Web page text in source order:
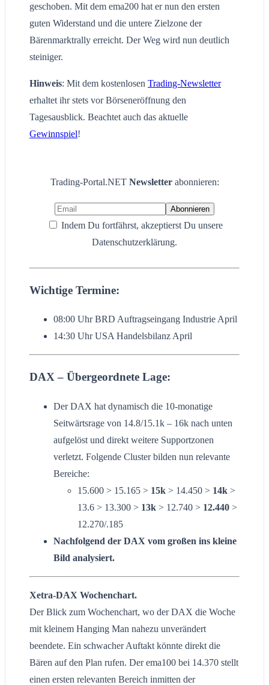
geschoben. Mit dem ema200 hat er nun den ersten
guten Widerstand und die untere Zielzone der
Bärenmarktrally erreicht. Der Weg wird nun deutlich
steiniger.
Hinweis: Mit dem kostenlosen Trading-Newsletter
erhaltet ihr stets vor Börseneröffnung den
Tagesausblick. Beachtet auch das aktuelle
Gewinnspiel!
Trading-Portal.NET Newsletter abonnieren:
Indem Du fortfährst, akzeptierst Du unsere
Datenschutzerklärung.
Wichtige Termine:
08:00 Uhr BRD Auftragseingang Industrie April
14:30 Uhr USA Handelsbilanz April
DAX – Übergeordnete Lage:
Der DAX hat dynamisch die 10-monatige
Seitwärtsrage von 14.8/15.1k – 16k nach unten
aufgelöst und direkt weitere Supportzonen
verletzt. Folgende Cluster bilden nun relevante
Bereiche:
15.600 > 15.165 > 15k > 14.450 > 14k >
13.6 > 13.300 > 13k > 12.740 > 12.440 >
12.270/.185
Nachfolgend der DAX vom großen ins kleine
Bild analysiert.
Xetra-DAX Wochenchart.
Der Blick zum Wochenchart, wo der DAX die Woche
mit kleinem Hanging Man nahezu unverändert
beendete. Ein schwacher Auftakt könnte direkt die
Bären auf den Plan rufen. Der ema100 bei 14.370 stellt
einen ersten relevanten Bereich inmitten der